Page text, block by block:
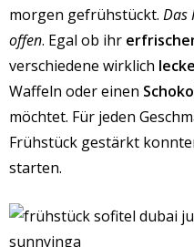
morgen gefrühstückt. Das
offen. Egal ob ihr
verschiedene wirklich
Waffeln oder einen
möchtet. Für jeden
Frühstück gestärkt
starten.